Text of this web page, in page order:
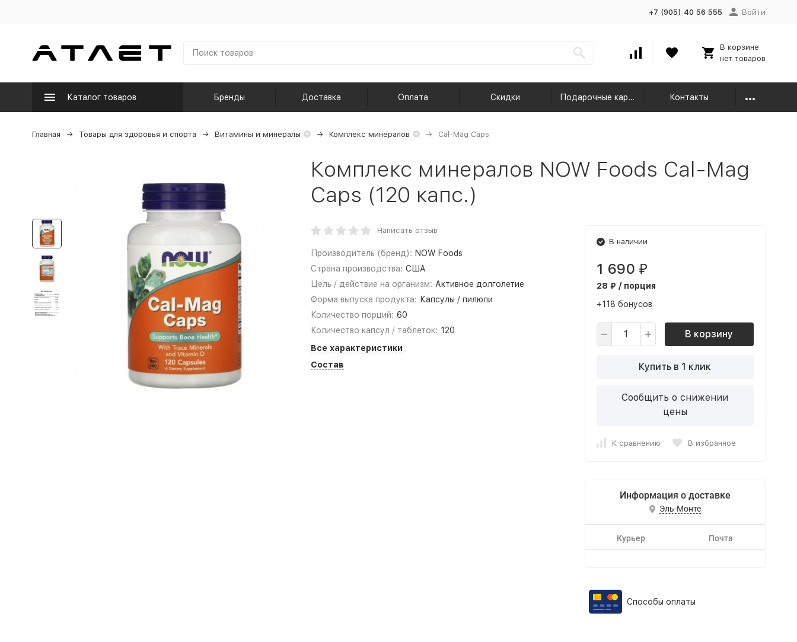
+7 (905) 40 56 555 Войти
В корзине
нет товаров
Каталог товаров Бренды Доставка Оплата Скидки Подарочные карты Контакты
Главная Товары для здоровья и спорта Витамины и минералы Комплекс минералов Cal-Mag Caps
Комплекс минералов NOW Foods Cal-Mag
Caps (120 капс.)
Написать отзыв
Производитель (бренд): NOW Foods
Страна производства: США
Цель / действие на организм: Активное долголетие
Форма выпуска продукта: Капсулы / пилюли
Количество порций: 60
Количество капсул / таблеток: 120
Все характеристики
Состав
В наличии
1 690 ₽
28 ₽ / порция
+118 бонусов
В корзину
Купить в 1 клик
Сообщить о снижении
цены
К сравнению В избранное
Информация о доставке
Эль-Монте
Курьер Почта
Способы оплаты